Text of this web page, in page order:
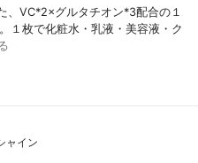
、VC*2×グルタチオン*3配合の１
１枚で化粧水・乳液・美容液・ク
ャイン